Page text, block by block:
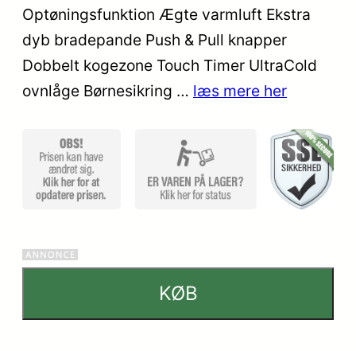
baseret
kundebe
dømmel
ser
Optøningsfunktion Ægte varmluft Ekstra
dyb bradepande Push & Pull knapper
Dobbelt kogezone Touch Timer UltraCold
ovnlåge Børnesikring … læs mere her
KØB